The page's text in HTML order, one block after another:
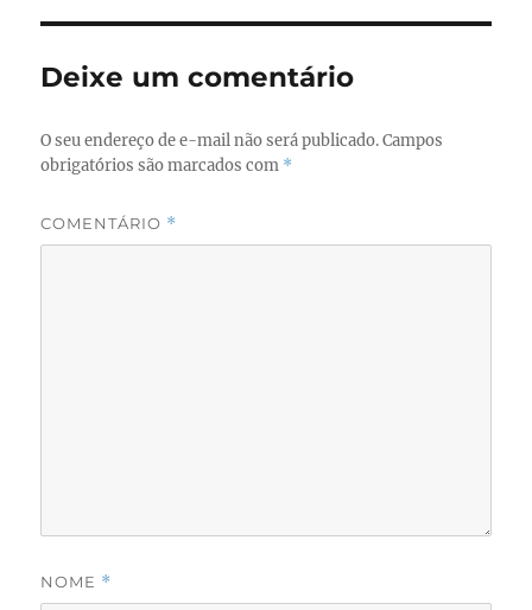
Deixe um comentário
O seu endereço de e-mail não será publicado. Campos
obrigatórios são marcados com *
COMENTÁRIO *
NOME *